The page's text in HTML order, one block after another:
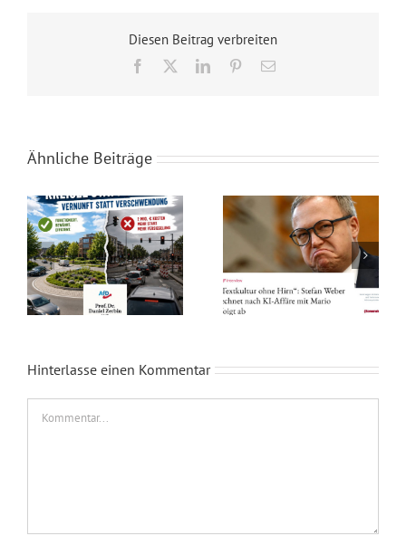
Diesen Beitrag verbreiten
Facebook LinkedInPinterest
E-
Ähnliche Beiträge
Hinterlasse einen Kommentar